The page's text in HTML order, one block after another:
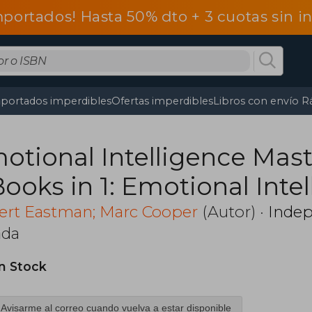
Hasta 50% dto + 3 cuotas sin
imperdiblesOfertas imperdiblesLibros con envío
Intelligence
in 1: Emotional
to Analyze People,
Therapy, Dark
Stoicism,
Types
Eastman; Marc Cooper (Autor) ·
Stock
Avisarme al correo cuando vuelva a estar disponible